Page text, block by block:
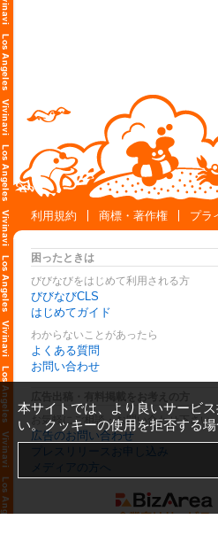
利用規約
商標・著作権 プラ
困ったときは
びびなびをはじめて利用される方
びびなびCLS
はじめてガイド
わからないことがあったら
よくある質問
お問い合わせ
お気軽にご相談・お問い合わせ下さい
広告のお問い合わせ
プレスリリースお申し込み
メディアの方へ
本サイトでは、より良いサービ
い。クッキーの使用を拒否する